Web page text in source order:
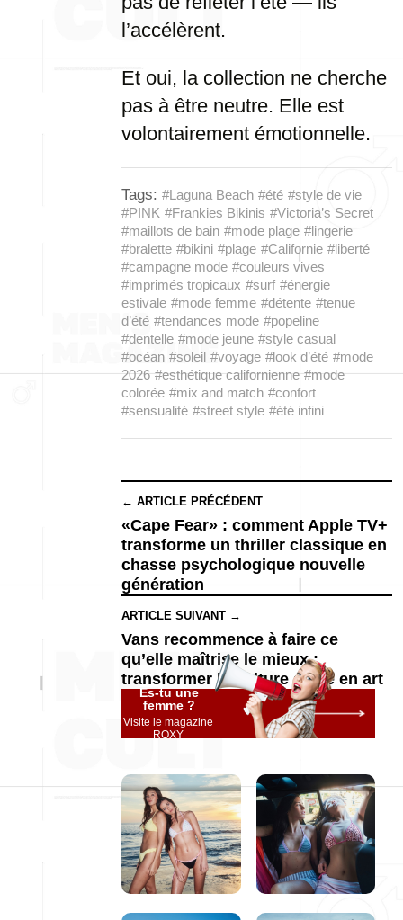
l’accélèrent.
Et oui, la collection ne cherche
pas à être neutre. Elle est
volontairement émotionnelle.
Tags: #Laguna Beach #été #style de vie
#PINK #Frankies Bikinis #Victoria’s Secret
#maillots de bain #mode plage #lingerie
#bralette #bikini #plage #Californie #liberté
#campagne mode #couleurs vives
#imprimés tropicaux #surf #énergie
estivale #mode femme #détente #tenue
d’été #tendances mode #popeline
#dentelle #mode jeune #style casual
#océan #soleil #voyage #look d’été #mode
2026 #esthétique californienne #mode
colorée #mix and match #confort
#sensualité #street style #été infini
← ARTICLE PRÉCÉDENT
«Cape Fear» : comment Apple TV+
transforme un thriller classique en
chasse psychologique nouvelle
génération
ARTICLE SUIVANT →
Vans recommence à faire ce
qu’elle maîtrise le mieux :
transformer la culture skate en art
Es-tu une
femme ?
Visite le magazine
ROXY